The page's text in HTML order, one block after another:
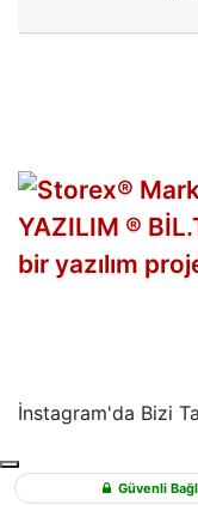
İnstagram'da Bizi
Güvenli